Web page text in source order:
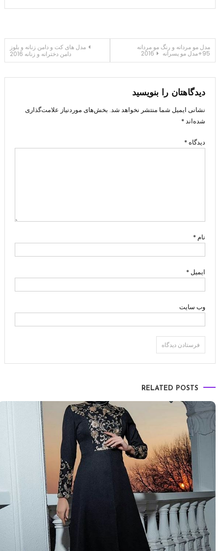
راهبری
مدل های کت و دامن زنانه و بلوز
دامن دخترانه و زنانه 2016
مدل مو مردانه و رنگ مو مردانه
95+مدل مو پسرانه 2016
دیدگاهتان را بنویسید
نشانی ایمیل شما منتشر نخواهد شد. بخش‌های موردنیاز علامت‌گذاری
شده‌اند*
دیدگاه *
نام*
ایمیل *
وب‌ سایت
RELATED POSTS